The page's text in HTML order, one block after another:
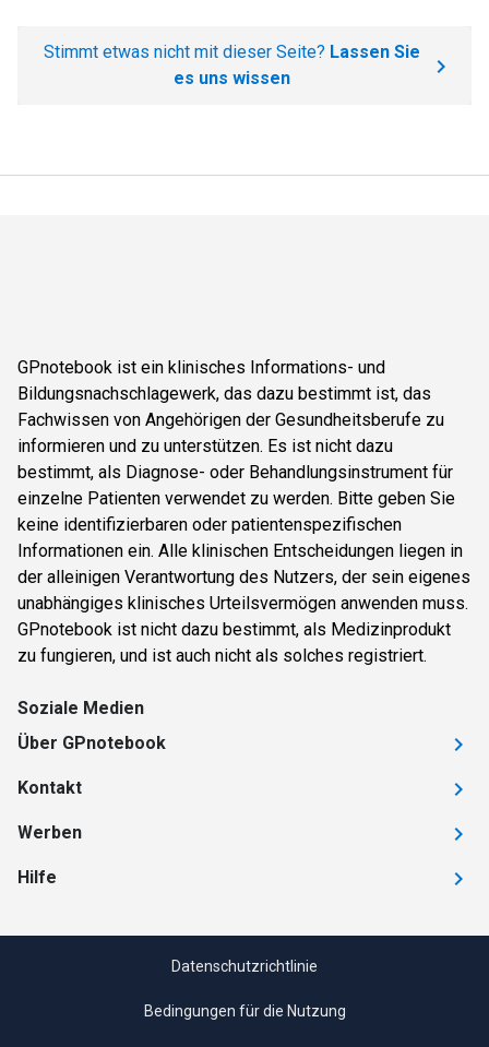
Stimmt etwas nicht mit dieser Seite? Lassen Sie
es uns wissen
GPnotebook ist ein klinisches Informations- und
Bildungsnachschlagewerk, das dazu bestimmt ist, das
Fachwissen von Angehörigen der Gesundheitsberufe zu
informieren und zu unterstützen. Es ist nicht dazu
bestimmt, als Diagnose- oder Behandlungsinstrument für
einzelne Patienten verwendet zu werden. Bitte geben Sie
keine identifizierbaren oder patientenspezifischen
Informationen ein. Alle klinischen Entscheidungen liegen in
der alleinigen Verantwortung des Nutzers, der sein eigenes
unabhängiges klinisches Urteilsvermögen anwenden muss.
GPnotebook ist nicht dazu bestimmt, als Medizinprodukt
zu fungieren, und ist auch nicht als solches registriert.
Soziale Medien
Über GPnotebook
Kontakt
Werben
Hilfe
Datenschutzrichtlinie
Bedingungen für die Nutzung